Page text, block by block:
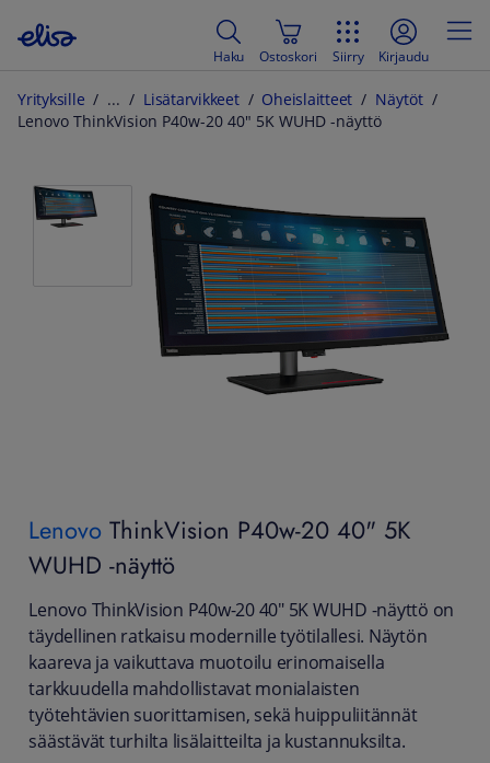
Haku Ostoskori Siirry Kirjaudu
Yrityksille Lisätarvikkeet Oheislaitteet
Näytöt
Lenovo ThinkVision P40w-20 40" 5K WUHD -näyttö
Lenovo ThinkVision P40w-20 40" 5K
WUHD -näyttö
Lenovo ThinkVision P40w-20 40" 5K WUHD -näyttö on
täydellinen ratkaisu modernille työtilallesi. Näytön
kaareva ja vaikuttava muotoilu erinomaisella
tarkkuudella mahdollistavat monialaisten
työtehtävien suorittamisen, sekä huippuliitännät
säästävät turhilta lisälaitteilta ja kustannuksilta.